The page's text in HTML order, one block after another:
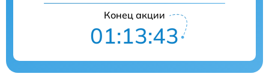
Конец акции
01:13:42